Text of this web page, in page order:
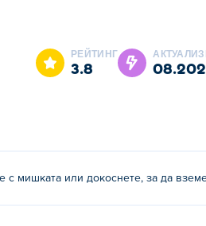
Cooking Camp е една от нашите
РЕЙТИНГ
3.8
с мишката или докоснете, за да